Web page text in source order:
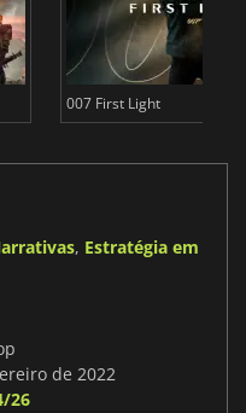
007 First Light
, Estratégia em
de 2022
26